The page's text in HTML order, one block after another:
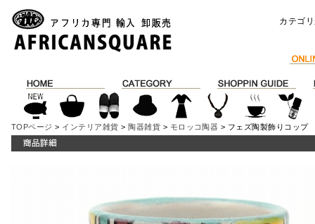
カテゴ
TOPページ > インテリア雑貨 >陶器雑貨 > モロッコ陶器 > フェズ陶製飾りコップ